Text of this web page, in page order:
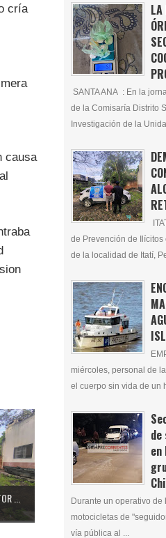
cría
causa
...
LA
SANTA ANA : En la
de la Comisaría Distrito
Investigación de la
de Prevención de
de la localidad de Itatí,
miércoles, personal de
el cuerpo sin vida de un
Durante un operativo
motocicletas de
vía pública al ...